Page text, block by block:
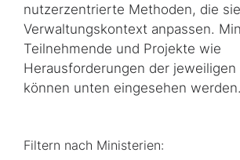
nutzerzentrierte Methoden, die
Verwaltungskontext anpassen.
Teilnehmende und Projekte wie
Herausforderungen der jeweiligen
können unten eingesehen werden.
Filtern nach Ministerien: